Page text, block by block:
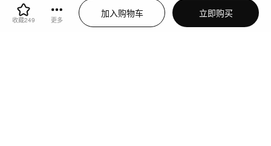
收藏249 更多
加入购物车 立即购买
增值电信业务经营许可证：川B2-20160192
蜀ICP备12020238号-4
川公网安备51019002000262 违法和不良信息举报中心